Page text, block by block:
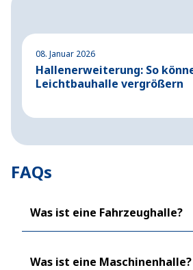
08. Januar 2026
Hallenerweiterung: So
Leichtbauhalle vergrößern
FAQs
Was ist eine Fahrzeughalle?
Was ist eine Maschinenhalle?